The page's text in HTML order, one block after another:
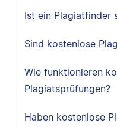
Ist ein Plagiatfinder
Sind kostenlose
Wie funktionieren
Plagiatsprüfungen?
Haben kostenlose